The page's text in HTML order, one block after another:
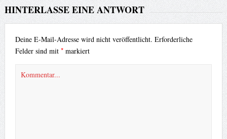
HINTERLASSE EINE ANTWORT
Deine E-Mail-Adresse wird nicht veröffentlicht. Erforderliche
Felder sind mit *markiert